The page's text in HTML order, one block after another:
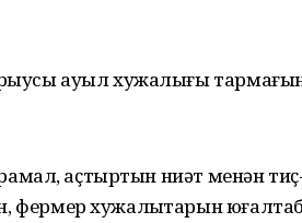
ауыл хужалығы
аҫтыртын ниәт менән
хужалыҡтарын